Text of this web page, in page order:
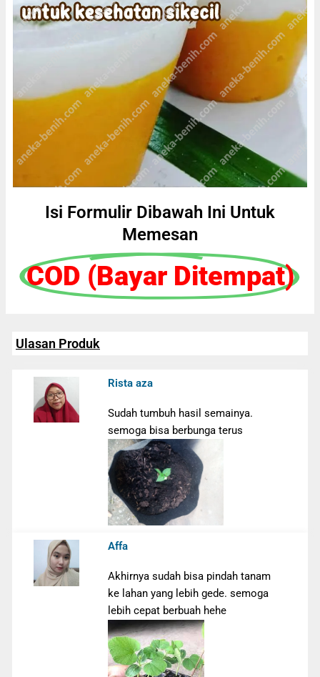
Isi Formulir Dibawah Ini Untuk
Memesan
COD (Bayar Ditempat)
Ulasan Produk
Rista aza
Sudah tumbuh hasil semainya.
semoga bisa berbunga terus
Affa
Akhirnya sudah bisa pindah tanam
ke lahan yang lebih gede. semoga
lebih cepat berbuah hehe